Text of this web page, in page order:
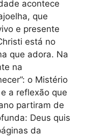
acontece
que
e presente
está no
que adora. Na
na
o Mistério
a reflexão que
partiram de
Deus quis
da